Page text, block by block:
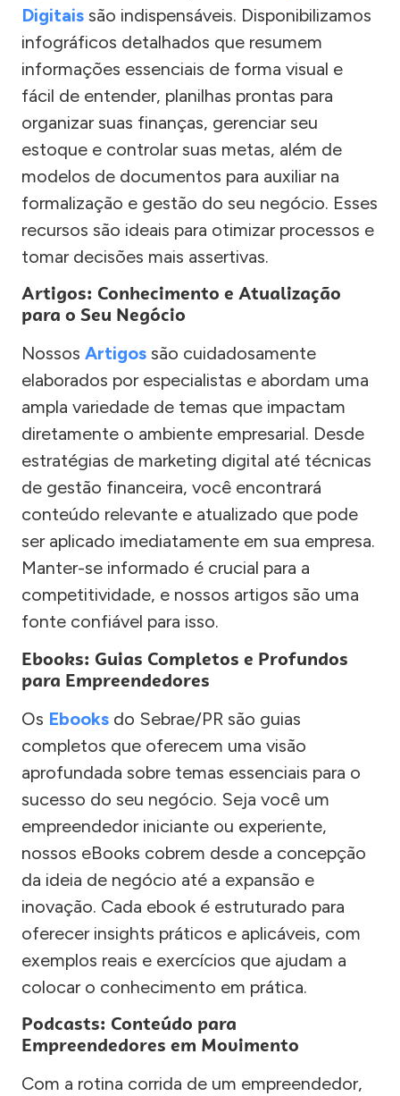
Digitais são indispensáveis. Disponibilizamos
infográficos detalhados que resumem
informações essenciais de forma visual e
fácil de entender, planilhas prontas para
organizar suas finanças, gerenciar seu
estoque e controlar suas metas, além de
modelos de documentos para auxiliar na
formalização e gestão do seu negócio. Esses
recursos são ideais para otimizar processos e
tomar decisões mais assertivas.
Artigos: Conhecimento e Atualização
para o Seu Negócio
Nossos Artigos são cuidadosamente
elaborados por especialistas e abordam uma
ampla variedade de temas que impactam
diretamente o ambiente empresarial. Desde
estratégias de marketing digital até técnicas
de gestão financeira, você encontrará
conteúdo relevante e atualizado que pode
ser aplicado imediatamente em sua empresa.
Manter-se informado é crucial para a
competitividade, e nossos artigos são uma
fonte confiável para isso.
Ebooks: Guias Completos e Profundos
para Empreendedores
Os Ebooks do Sebrae/PR são guias
completos que oferecem uma visão
aprofundada sobre temas essenciais para o
sucesso do seu negócio. Seja você um
empreendedor iniciante ou experiente,
nossos eBooks cobrem desde a concepção
da ideia de negócio até a expansão e
inovação. Cada ebook é estruturado para
oferecer insights práticos e aplicáveis, com
exemplos reais e exercícios que ajudam a
colocar o conhecimento em prática.
Podcasts: Conteúdo para
Empreendedores em Movimento
Com a rotina corrida de um empreendedor,